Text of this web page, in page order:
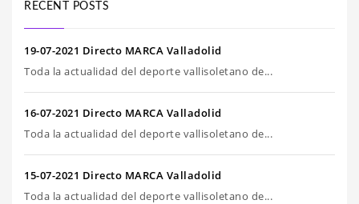
RECENT POSTS
19-07-2021 Directo MARCA Valladolid
Toda la actualidad del deporte vallisoletano de...
16-07-2021 Directo MARCA Valladolid
Toda la actualidad del deporte vallisoletano de...
15-07-2021 Directo MARCA Valladolid
Toda la actualidad del deporte vallisoletano de...